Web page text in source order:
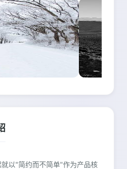
以"简约而不简单"作为产品核